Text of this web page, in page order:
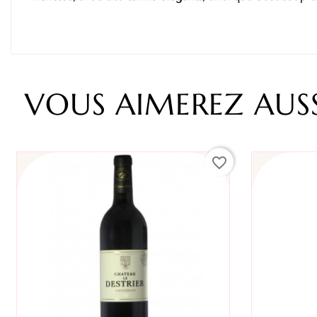
VOUS AIMEREZ
favorite_border